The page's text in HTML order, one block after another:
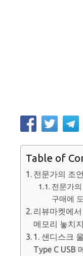
Table of
전문가의 조
전문가
구매에
리뷰마켓에
메모리 놓치
1. 샌디스크
Type C USB